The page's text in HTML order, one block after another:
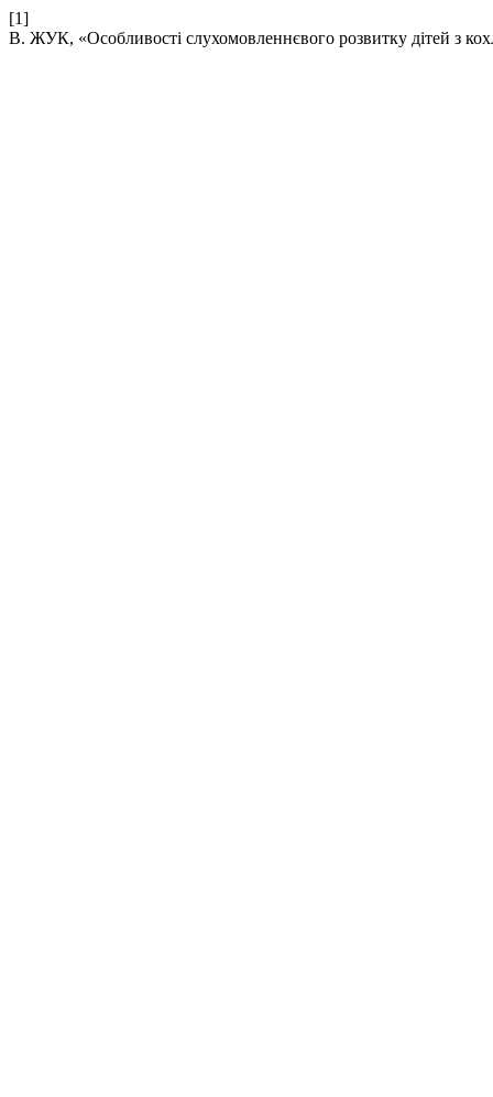
[1]
В. ЖУК, «Особливості слухомовленнєвого розвитку дітей з